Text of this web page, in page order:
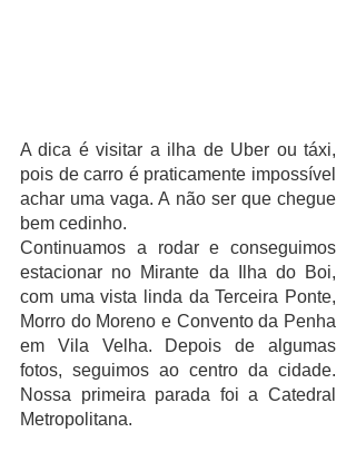
A dica é visitar a ilha de Uber ou táxi,
pois de carro é praticamente impossível
achar uma vaga. A não ser que chegue
bem cedinho.
Continuamos a rodar e conseguimos
estacionar no Mirante da Ilha do Boi,
com uma vista linda da Terceira Ponte,
Morro do Moreno e Convento da Penha
em Vila Velha. Depois de algumas
fotos, seguimos ao centro da cidade.
Nossa primeira parada foi a Catedral
Metropolitana.